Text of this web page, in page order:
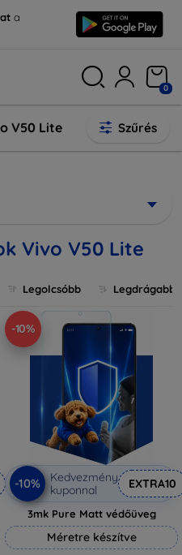
a
0
V50 Lite Szűrés
Vivo V50 Lite
Legolcsóbb Legdrágabb
-10%
-10%
Kedvezmény
kuponnal
EXTRA10
3mk Pure Matt védőüveg
Méretre készítve